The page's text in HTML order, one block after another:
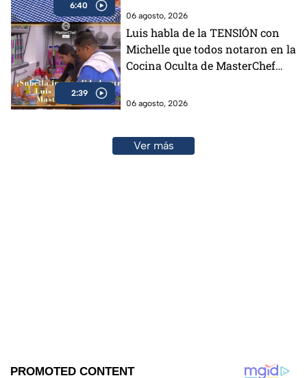
6:40
06 agosto, 2026
2:39
Luis habla de la TENSIÓN con
Michelle que todos notaron en la
Cocina Oculta de MasterChef
06 agosto, 2026
Ver más